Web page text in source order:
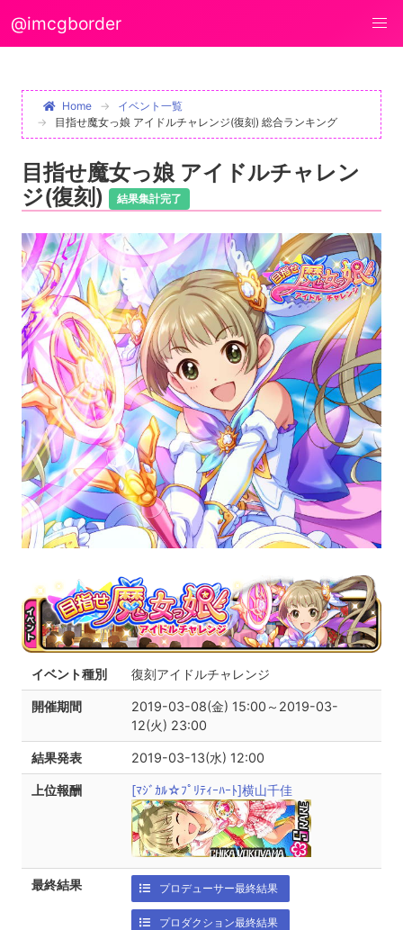
@imcgborder
Home
イベント一覧
目指せ魔女っ娘 アイドルチャレンジ(復刻) 総合ランキング
目指せ魔女っ娘 アイドルチャレン
ジ(復刻)
結果集計完了
イベント種別 復刻アイドルチャレンジ
開催期間
2019-03-08(金) 15:00～2019-03-
12(火) 23:00
結果発表 2019-03-13(水) 12:00
上位報酬 [ﾏｼﾞｶﾙ☆ﾌﾟﾘﾃｨｰﾊｰﾄ]横山千佳
最終結果 プロデューサー最終結果
プロダクション最終結果